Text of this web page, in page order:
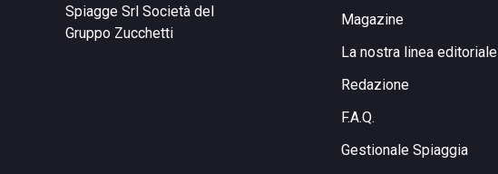
Spiagge Srl Società del
Gruppo Zucchetti
Magazine
La nostra linea editoriale
Redazione
F.A.Q.
Gestionale Spiaggia